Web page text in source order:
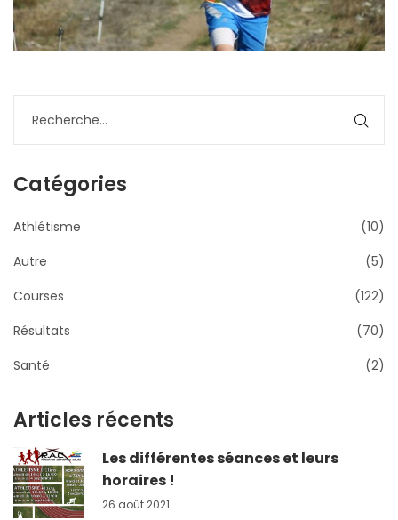
Catégories
Athlétisme
(10)
Autre
(5)
Courses
(122)
Résultats
(70)
Santé
(2)
Articles récents
Les différentes séances et leurs
horaires !
26 août 2021